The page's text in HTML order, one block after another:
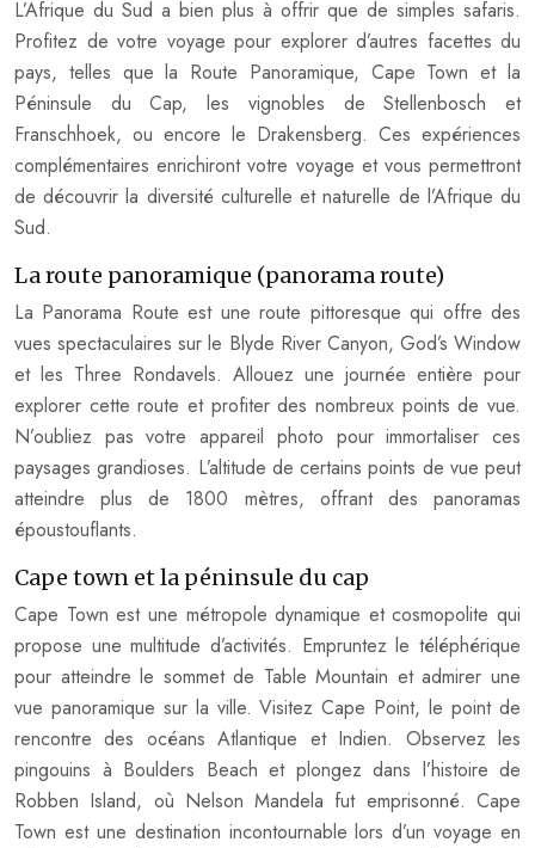
L’Afrique du Sud a bien plus à offrir que de simples safaris.
Profitez de votre voyage pour explorer d’autres facettes du
pays, telles que la Route Panoramique, Cape Town et la
Péninsule du Cap, les vignobles de Stellenbosch et
Franschhoek, ou encore le Drakensberg. Ces expériences
complémentaires enrichiront votre voyage et vous permettront
de découvrir la diversité culturelle et naturelle de l’Afrique du
Sud.
La route panoramique (panorama route)
La Panorama Route est une route pittoresque qui offre des
vues spectaculaires sur le Blyde River Canyon, God’s Window
et les Three Rondavels. Allouez une journée entière pour
explorer cette route et profiter des nombreux points de vue.
N’oubliez pas votre appareil photo pour immortaliser ces
paysages grandioses. L’altitude de certains points de vue peut
atteindre plus de 1800 mètres, offrant des panoramas
époustouflants.
Cape town et la péninsule du cap
Cape Town est une métropole dynamique et cosmopolite qui
propose une multitude d’activités. Empruntez le téléphérique
pour atteindre le sommet de Table Mountain et admirer une
vue panoramique sur la ville. Visitez Cape Point, le point de
rencontre des océans Atlantique et Indien. Observez les
pingouins à Boulders Beach et plongez dans l’histoire de
Robben Island, où Nelson Mandela fut emprisonné. Cape
Town est une destination incontournable lors d’un voyage en